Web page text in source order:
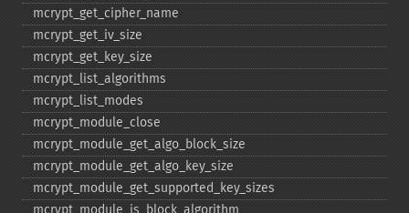
mcrypt_​get_​cipher_​name
mcrypt_​get_​iv_​size
mcrypt_​get_​key_​size
mcrypt_​list_​algorithms
mcrypt_​list_​modes
mcrypt_​module_​close
mcrypt_​module_​get_​algo_​block_​size
mcrypt_​module_​get_​algo_​key_​size
mcrypt_​module_​get_​supported_​key_​sizes
mcrypt_​module_​is_​block_​algorithm